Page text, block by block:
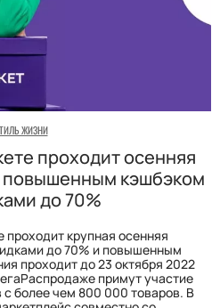
ЖИЗНИ
проходит осенняя
кэшбэком
до 70%
крупная осенняя
до 70% и повышенным
проходит до 23 октября 2022
примут участие
более чем 800 000 товаров. В